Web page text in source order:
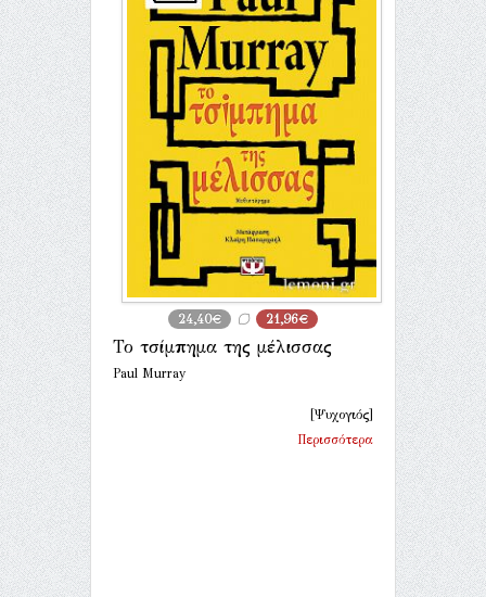
24,40€ 21,96€
Το τσίμπημα της μέλισσας
Paul Murray
[Ψυχογιός]
Περισσότερα